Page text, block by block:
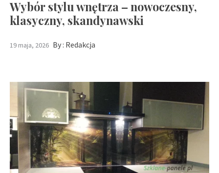
Wybór stylu wnętrza – nowoczesny,
klasyczny, skandynawski
19 maja, 2026 By : Redakcja